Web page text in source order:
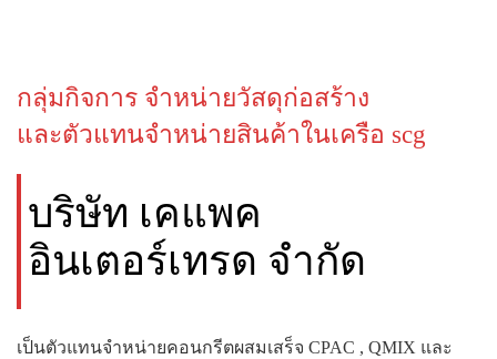
กลุ่มกิจการ จำหน่ายวัสดุก่อสร้าง
และตัวแทนจำหน่ายสินค้าในเครือ scg
บริษัท เคแพค
อินเตอร์เทรด จำกัด
เป็นตัวแทนจำหน่ายคอนกรีตผสมเสร็จ CPAC , QMIX และ